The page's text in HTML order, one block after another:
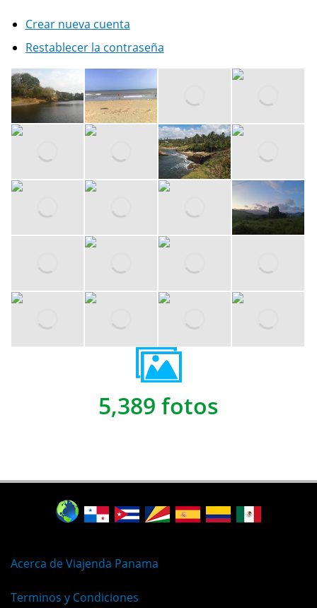
Crear nueva cuenta
Restablecer la contraseña
5,389 fotos
Acerca de Viajenda Panama
Terminos y Condiciones